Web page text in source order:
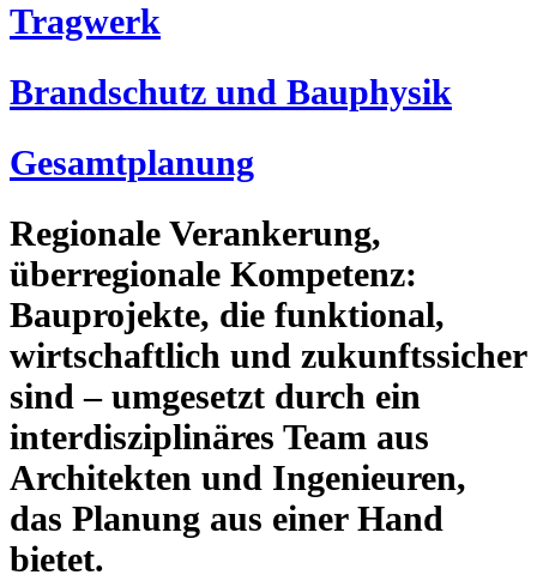
Tragwerk
Brandschutz und Bauphysik
Gesamtplanung
Regionale Verankerung,
überregionale Kompetenz:
Bauprojekte, die funktional,
wirtschaftlich und zukunftssicher
sind – umgesetzt durch ein
interdisziplinäres Team aus
Architekten und Ingenieuren,
das Planung aus einer Hand
bietet.